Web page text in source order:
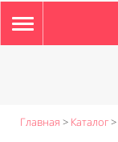
TOGGLE
NAVIGATION
Главная > Каталог>